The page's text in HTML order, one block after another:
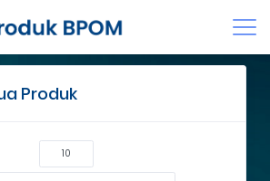
Jumat, 07 Agustus 2026 03:20 PM
Produk